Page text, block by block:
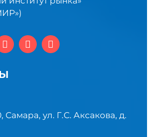
Самара, ул. Г.С. Аксакова, д.